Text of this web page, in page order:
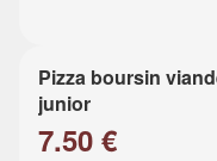
Pizza boursin
junior
7.50 €